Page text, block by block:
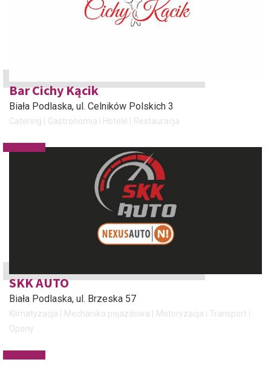
Bar Cichy Kącik
Biała Podlaska, ul. Celników Polskich 3
Catering Gastronomia i Hotele Restauracja
SKK AUTO
Biała Podlaska, ul. Brzeska 57
Klimatyzacja Mechanika pojazdowa
Motoryzacja i Transport
Opony